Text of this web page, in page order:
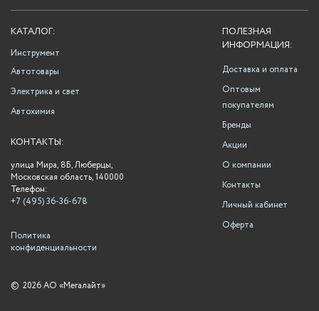
ПОЛЕЗНАЯ
ИНФОРМАЦИЯ:
Доставка и оплата
Оптовым
покупателям
Бренды
Акции
О компании
Контакты
Личный кабинет
Оферта
КАТАЛОГ:
Инструмент
Автотовары
Электрика и свет
Автохимия
КОНТАКТЫ:
улица Мира, 8Б, Люберцы,
Московская область, 140000
Телефон:
+7 (495) 36-36-678
Политика
конфиденциальности
© 2026 АО «Мегалайт»